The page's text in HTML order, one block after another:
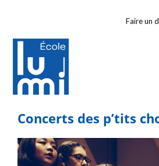
Faire un
Concerts des p’tits